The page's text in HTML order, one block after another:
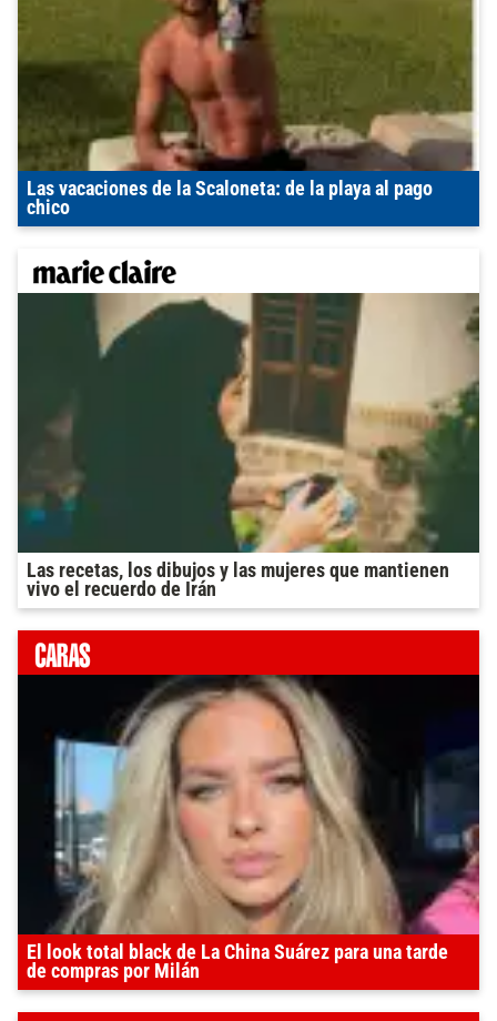
Las vacaciones de la Scaloneta: de la playa al pago
chico
Las recetas, los dibujos y las mujeres que mantienen
vivo el recuerdo de Irán
El look total black de La China Suárez para una tarde
de compras por Milán